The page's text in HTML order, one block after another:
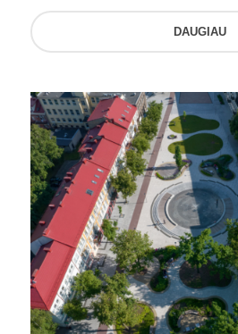
DAUGIAU